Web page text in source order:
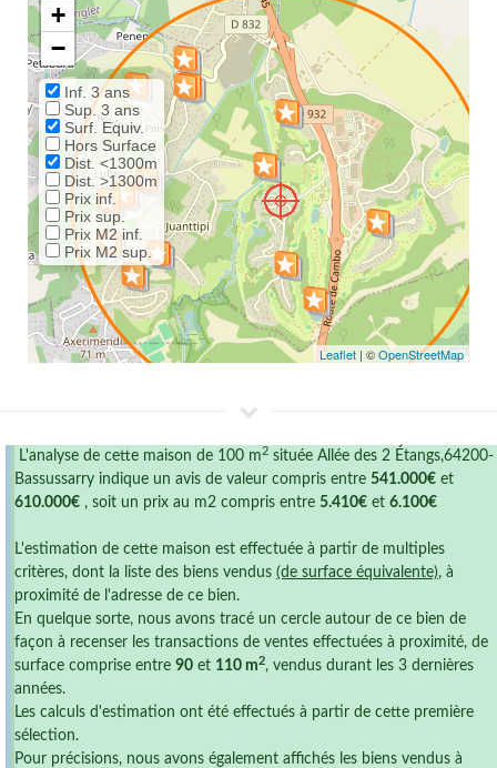
+
−
Inf. 3 ans
Sup. 3 ans
Surf. Equiv.
Hors Surface
Dist. <1300m
Dist. >1300m
Prix inf.
Prix sup.
Prix M2 inf.
Prix M2 sup.
Leaflet | ©OpenStreetMap
L'analyse de cette maison de 100 m 2 située Allée des 2 Étangs,64200-
Bassussarry indique un avis de valeur compris entre 541.000€ et
610.000€ , soit un prix au m2 compris entre 5.410€ et 6.100€
L'estimation de cette maison est effectuée à partir de multiples
critères, dont la liste des biens vendus (de surface équivalente), à
proximité de l'adresse de ce bien.
En quelque sorte, nous avons tracé un cercle autour de ce bien de
façon à recenser les transactions de ventes effectuées à proximité, de
surface comprise entre 90 et 110 m2, vendus durant les 3 dernières
années.
Les calculs d'estimation ont été effectués à partir de cette première
sélection.
Pour précisions, nous avons également affichés les biens vendus à